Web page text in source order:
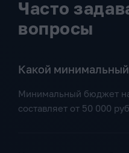
Часто
вопросы
Какой
Минимальный бюджет
составляет от 50 000